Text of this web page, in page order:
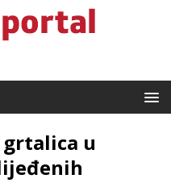
grtalica u